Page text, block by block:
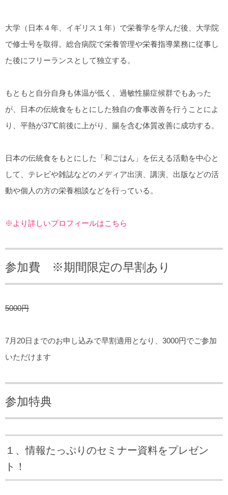
大学（日本４年、イギリス１年）で栄養学を学んだ後、大学院
で修士号を取得。総合病院で栄養管理や栄養指導業務に従事し
た後にフリーランスとして独立する。
もともと自分自身も体温が低く、過敏性腸症候群でもあった
が、日本の伝統食をもとにした独自の食事改善を行うことによ
り、平熱が37℃前後に上がり、腸を含む体質改善に成功する。
日本の伝統食をもとにした「和ごはん」を伝える活動を中心と
して、テレビや雑誌などのメディア出演、講演、出版などの活
動や個人の方の栄養相談などを行っている。
※より詳しいプロフィールはこちら
参加費 ※期間限定の早割あり
5000円
7月20日までのお申し込みで早割適用となり、3000円でご参加
いただけます
参加特典
１、情報たっぷりのセミナー資料をプレゼン
ト！